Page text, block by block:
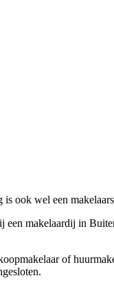
ook wel een
makelaardij in
of